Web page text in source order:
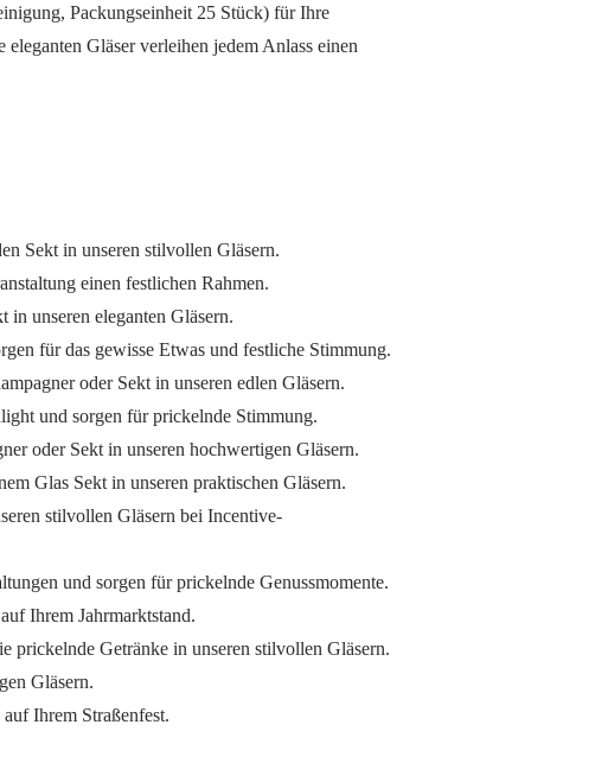
Packungseinheit 25 Stück) für Ihre
Gläser verleihen jedem Anlass einen
Sekt in unseren stilvollen Gläsern.
einen festlichen Rahmen.
in unseren eleganten Gläsern.
für das gewisse Etwas und festliche Stimmung.
oder Sekt in unseren edlen Gläsern.
und sorgen für prickelnde Stimmung.
oder Sekt in unseren hochwertigen Gläsern.
Glas Sekt in unseren praktischen Gläsern.
stilvollen Gläsern bei Incentive-
und sorgen für prickelnde Genussmomente.
Ihrem Jahrmarktstand.
prickelnde Getränke in unseren stilvollen Gläsern.
Gläsern.
Ihrem Straßenfest.